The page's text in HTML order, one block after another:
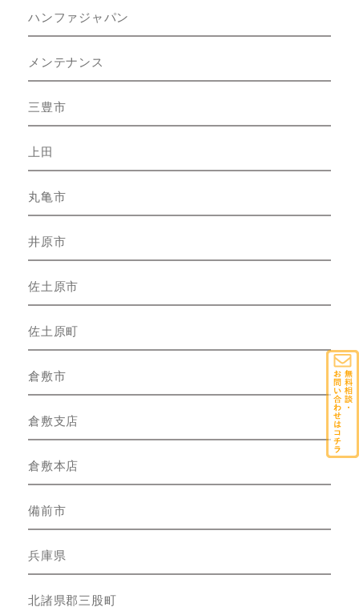
ハンファジャパン
メンテナンス
三豊市
上田
丸亀市
井原市
佐土原市
佐土原町
倉敷市
倉敷支店
倉敷本店
備前市
兵庫県
北諸県郡三股町